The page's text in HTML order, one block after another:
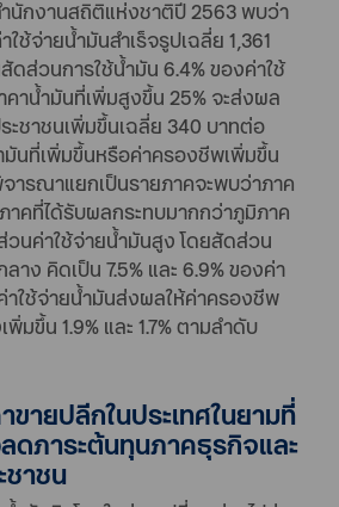
ำนักงานสถิติแห่งชาติปี 2563 พบว่า
ช้จ่ายน้ำมันสำเร็จรูปเฉลี่ย 1,361
ดส่วนการใช้น้ำมัน 6.4% ของค่าใช้
คาน้ำมันที่เพิ่มสูงขึ้น 25% จะส่งผล
ะชาชนเพิ่มขึ้นเฉลี่ย 340 บาทต่อ
มันที่เพิ่มขึ้นหรือค่าครองชีพเพิ่มขึ้น
จารณาแยกเป็นรายภาคจะพบว่าภาค
าคที่ได้รับผลกระทบมากกว่าภูมิภาค
นค่าใช้จ่ายน้ำมันสูง โดยสัดส่วน
าง คิดเป็น 7.5% และ 6.9% ของค่า
าใช้จ่ายน้ำมันส่งผลให้ค่าครองชีพ
มขึ้น 1.9% และ 1.7% ตามลำดับ
ขายปลีกในประเทศในยามที่
ดภาระต้นทุนภาคธุรกิจและ
าชน